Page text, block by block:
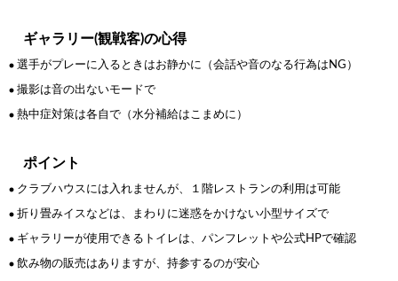
ギャラリー(観戦客)の心得
● 選手がプレーに入るときはお静かに （会話や音のなる行為はNG）
● 撮影は音の出ないモードで
● 熱中症対策は各自で（水分補給はこまめに）
ポイント
● クラブハウスには入れませんが、１階レストランの利用は可能
● 折り畳みイスなどは、まわりに迷惑をかけない小型サイズで
● ギャラリーが使用できるトイレは、パンフレットや公式HPで確認
● 飲み物の販売はありますが、持参するのが安心